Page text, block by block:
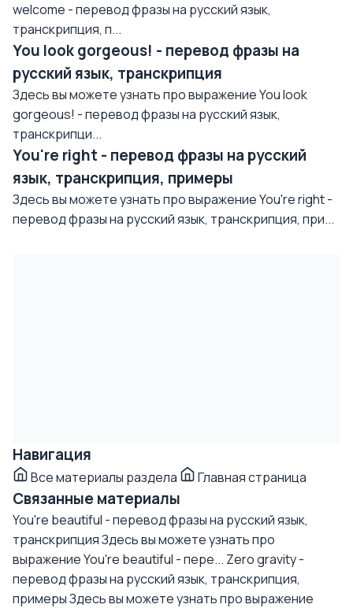
welcome - перевод фразы на русский язык,
транскрипция, п...
You look gorgeous! - перевод фразы на
русский язык, транскрипция
Здесь вы можете узнать про выражение You look
gorgeous! - перевод фразы на русский язык,
транскрипци...
You're right - перевод фразы на русский
язык, транскрипция, примеры
Здесь вы можете узнать про выражение You're right -
перевод фразы на русский язык, транскрипция, при...
Навигация
Все материалы раздела Главная страница
Связанные материалы
You're beautiful - перевод фразы на русский язык,
транскрипцияЗдесь вы можете узнать про
выражение You're beautiful - пере... Zero gravity -
перевод фразы на русский язык, транскрипция,
примерыЗдесь вы можете узнать про выражение